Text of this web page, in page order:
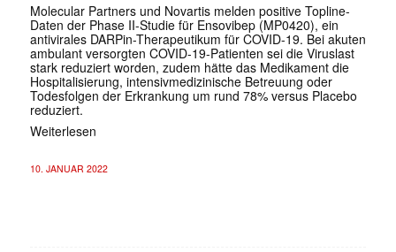
Molecular Partners und Novartis melden positive Topline-
Daten der Phase II-Studie für Ensovibep (MP0420), ein
antivirales DARPin-Therapeutikum für COVID-19. Bei akuten
ambulant versorgten COVID-19-Patienten sei die Viruslast
stark reduziert worden, zudem hätte das Medikament die
Hospitalisierung, intensivmedizinische Betreuung oder
Todesfolgen der Erkrankung um rund 78% versus Placebo
reduziert.
Weiterlesen
10. JANUAR 2022